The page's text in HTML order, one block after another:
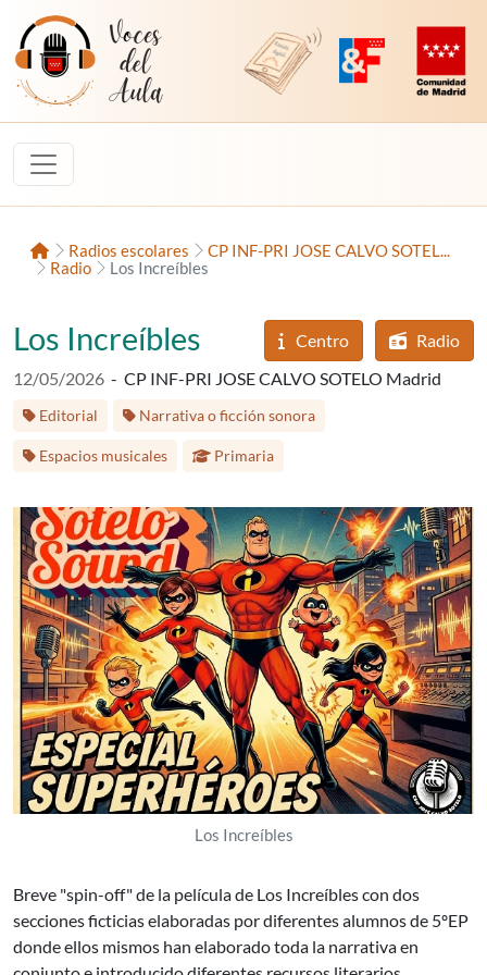
Saltar al contenido
Voces del Aula
Revista Digital de EducaMadrid
Plataforma de
InicioRadios escolares
CP INF-PRI JOSE CALVO SOTEL...
Radio
Los Increíbles
Centro Radio
Los Increíbles
Fecha de publicación:
12/05/2026 - CP INF-PRI JOSE CALVO SOTELO Madrid
Etiquetas:
Editorial Narrativa o ficción sonora
Espacios musicales Primaria
Los Increíbles
Breve "spin-off" de la película de Los Increíbles con dos
secciones ficticias elaboradas por diferentes alumnos de 5ºEP
donde ellos mismos han elaborado toda la narrativa en